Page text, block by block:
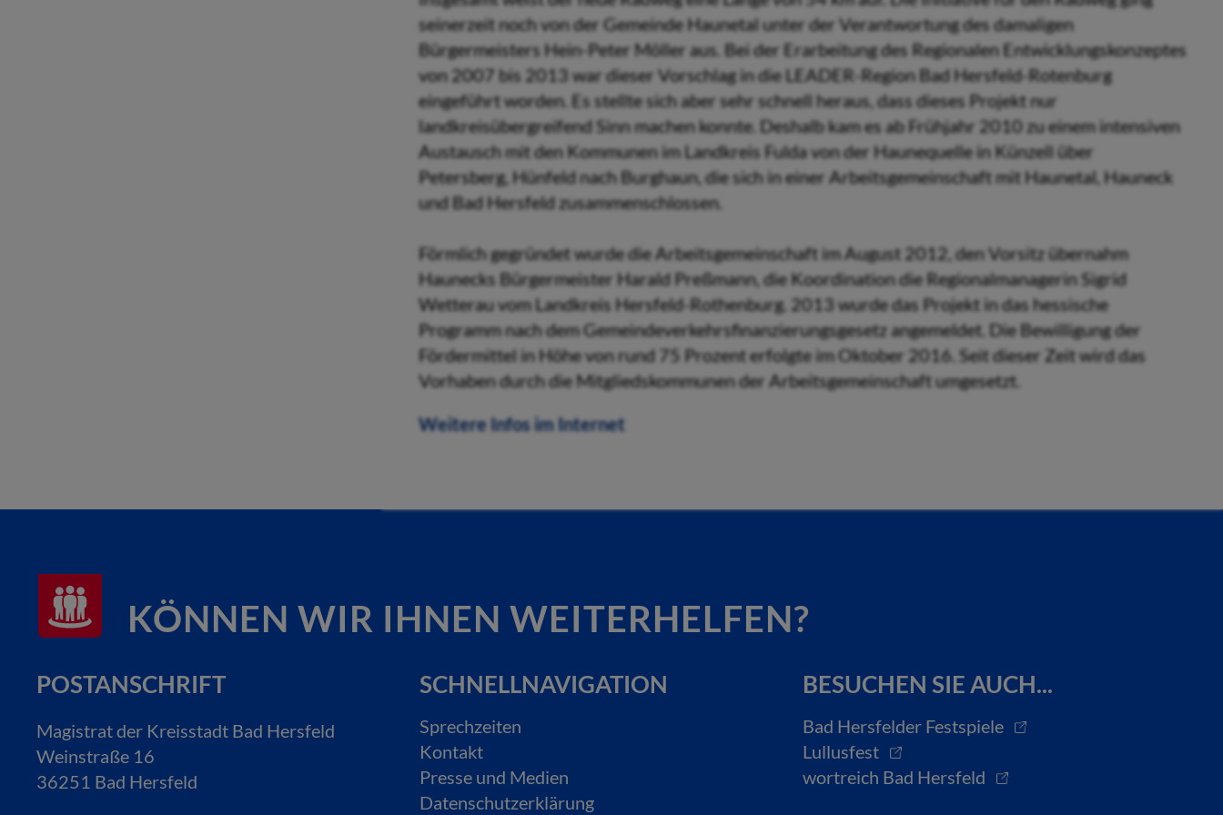
seinerzeit noch von der Gemeinde Haunetal unter der Verantwortung des damaligen
Bürgermeisters Hein-Peter Möller aus. Bei der Erarbeitung des Regionalen Entwicklungskonzeptes
von 2007 bis 2013 war dieser Vorschlag in die LEADER-Region Bad Hersfeld-Rotenburg
eingeführt worden. Es stellte sich aber sehr schnell heraus, dass dieses Projekt nur
landkreisübergreifend Sinn machen konnte. Deshalb kam es ab Frühjahr 2010 zu einem intensiven
Austausch mit den Kommunen im Landkreis Fulda von der Haunequelle in Künzell über
Petersberg, Hünfeld nach Burghaun, die sich in einer Arbeitsgemeinschaft mit Haunetal, Hauneck
und Bad Hersfeld zusammenschlossen.
Förmlich gegründet wurde die Arbeitsgemeinschaft im August 2012, den Vorsitz übernahm
Haunecks Bürgermeister Harald Preßmann, die Koordination die Regionalmanagerin Sigrid
Wetterau vom Landkreis Hersfeld-Rothenburg. 2013 wurde das Projekt in das hessische
Programm nach dem Gemeindeverkehrsfinanzierungsgesetz angemeldet. Die Bewilligung der
Fördermittel in Höhe von rund 75 Prozent erfolgte im Oktober 2016. Seit dieser Zeit wird das
Vorhaben durch die Mitgliedskommunen der Arbeitsgemeinschaft umgesetzt.
Weitere Infos im Internet
KÖNNEN WIR IHNEN WEITERHELFEN?
POSTANSCHRIFT
Magistrat der Kreisstadt Bad Hersfeld
Weinstraße 16
36251 Bad Hersfeld
SCHNELLNAVIGATION
Sprechzeiten
Kontakt
Presse und Medien
Datenschutzerklärung
BESUCHEN SIE AUCH...
Bad Hersfelder Festspiele
Lullusfest
wortreich Bad Hersfeld